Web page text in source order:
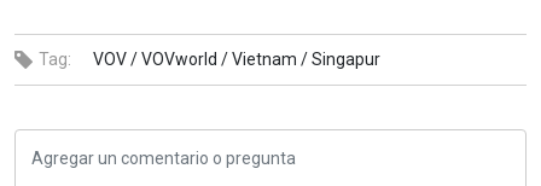
Tag: VOV /VOVworld /Vietnam /Singapur